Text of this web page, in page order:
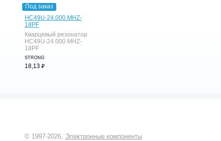
Под заказ
HC49U-24.000 MHZ-
18PF
Кварцевый резонатор
HC49U-24.000 MHZ-
18PF
STRONG
18,13 ⃏
© 1997-2026, Электронные компоненты